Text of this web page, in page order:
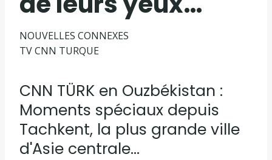
NOUVELLES CONNEXES
TV CNN TURQUE
CNN TÜRK en Ouzbékistan :
Moments spéciaux depuis
Tachkent, la plus grande ville
d'Asie centrale…